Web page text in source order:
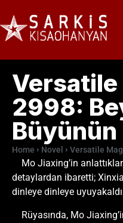
Versatile
2998:
Büyünün
Home Novel Versatile
Mo Jiaxing’in
detaylardan ibaretti;
dinleye dinleye
Rüyasında, Mo